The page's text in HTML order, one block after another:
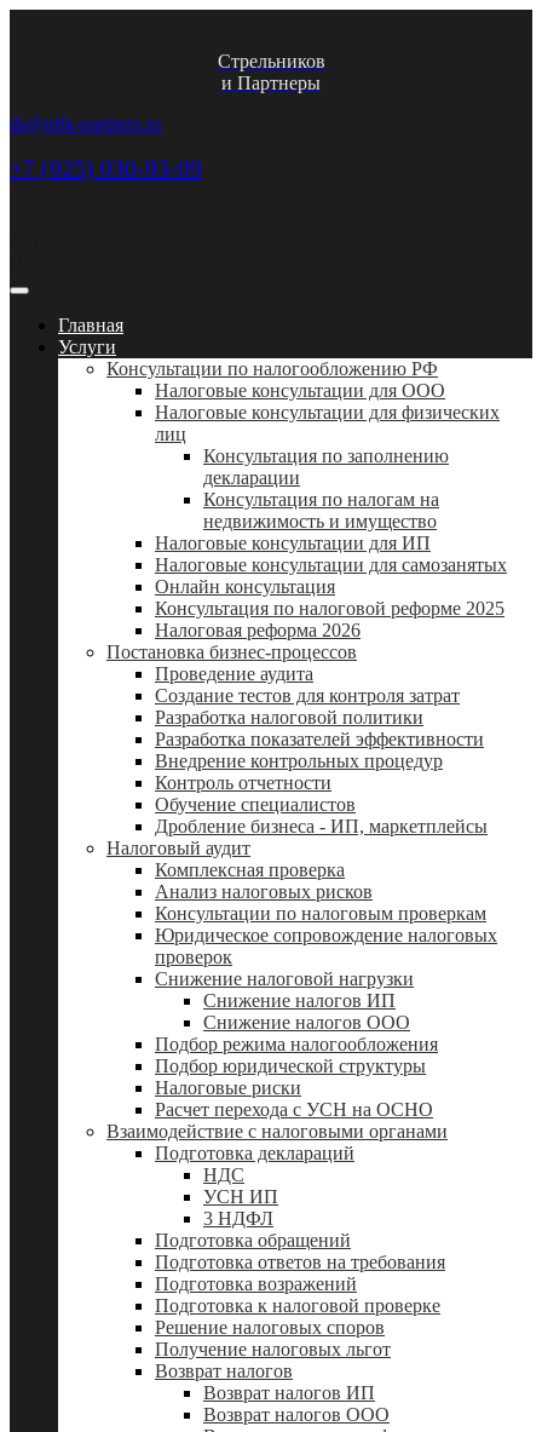
Стрельников
и Партнеры
ds@nftk-partners.ru
+7 (925) 030-93-09
Главная
Услуги
Консультации по налогообложению РФ
Налоговые консультации для ООО
Налоговые консультации для физических
лиц
Консультация по заполнению
декларации
Консультация по налогам на
недвижимость и имущество
Налоговые консультации для ИП
Налоговые консультации для самозанятых
Онлайн консультация
Консультация по налоговой реформе 2025
Налоговая реформа 2026
Постановка бизнес-процессов
Проведение аудита
Создание тестов для контроля затрат
Разработка налоговой политики
Разработка показателей эффективности
Внедрение контрольных процедур
Контроль отчетности
Обучение специалистов
Дробление бизнеса - ИП, маркетплейсы
Налоговый аудит
Комплексная проверка
Анализ налоговых рисков
Консультации по налоговым проверкам
Юридическое сопровождение налоговых
проверок
Снижение налоговой нагрузки
Снижение налогов ИП
Снижение налогов ООО
Подбор режима налогообложения
Подбор юридической структуры
Налоговые риски
Расчет перехода с УСН на ОСНО
Взаимодействие с налоговыми органами
Подготовка деклараций
НДС
УСН ИП
3 НДФЛ
Подготовка обращений
Подготовка ответов на требования
Подготовка возражений
Подготовка к налоговой проверке
Решение налоговых споров
Получение налоговых льгот
Возврат налогов
Возврат налогов ИП
Возврат налогов ООО